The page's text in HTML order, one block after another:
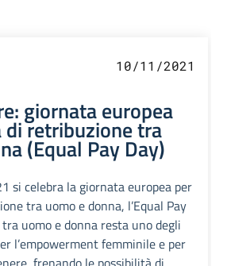
10/11/2021
giornata europea
retribuzione tra
(Equal Pay Day)
si celebra la giornata europea per
tra uomo e donna, l’Equal Pay
uomo e donna resta uno degli
l’empowerment femminile e per